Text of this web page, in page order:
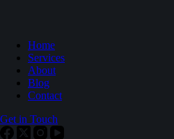
Home
Services
About
Blog
Contact
Get in Touch